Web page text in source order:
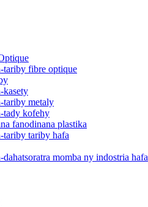
tariby fibre optique
kasety
tariby metaly
tady kofehy
fanodinana plastika
tariby tariby hafa
momba ny indostria hafa